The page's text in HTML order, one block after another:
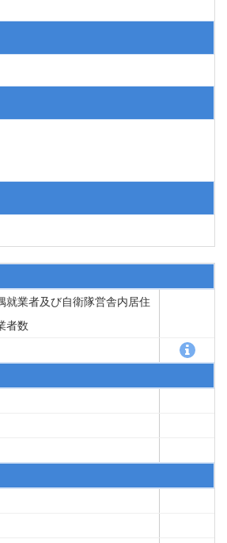
就業者及び自衛隊営舎内居住
者数